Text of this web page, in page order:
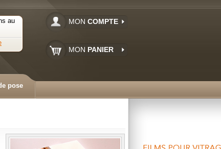
au MON COMPTE
MON PANIER
pose